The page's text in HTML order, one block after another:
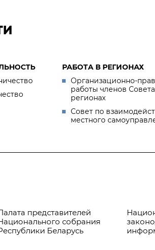
РАБОТА В РЕГИОНАХ
Организационно-
работы членов
регионах
Совет по
местного
представителей
собрания
Беларусь